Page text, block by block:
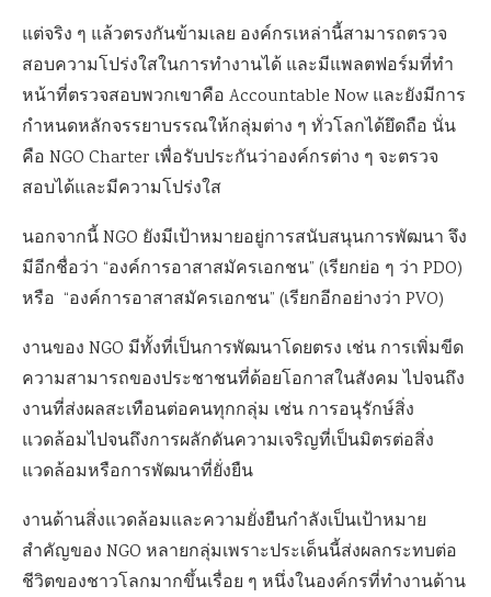
แต่จริง ๆ แล้วตรงกันข้ามเลย องค์กรเหล่านี้สามารถตรวจ
สอบความโปร่งใสในการทำงานได้ และมีแพลตฟอร์มที่ทำ
หน้าที่ตรวจสอบพวกเขาคือ Accountable Now และยังมีการ
กำหนดหลักจรรยาบรรณให้กลุ่มต่าง ๆ ทั่วโลกได้ยึดถือ นั่น
คือ NGO Charter เพื่อรับประกันว่าองค์กรต่าง ๆ จะตรวจ
สอบได้และมีความโปร่งใส
นอกจากนี้ NGO ยังมีเป้าหมายอยู่การสนับสนุนการพัฒนา จึง
มีอีกชื่อว่า “องค์การอาสาสมัครเอกชน” (เรียกย่อ ๆ ว่า PDO)
หรือ “องค์การอาสาสมัครเอกชน” (เรียกอีกอย่างว่า PVO)
งานของ NGO มีทั้งที่เป็นการพัฒนาโดยตรง เช่น การเพิ่มขีด
ความสามารถของประชาชนที่ด้อยโอกาสในสังคม ไปจนถึง
งานที่ส่งผลสะเทือนต่อคนทุกกลุ่ม เช่น การอนุรักษ์สิ่ง
แวดล้อมไปจนถึงการผลักดันความเจริญที่เป็นมิตรต่อสิ่ง
แวดล้อมหรือการพัฒนาที่ยั่งยืน
งานด้านสิ่งแวดล้อมและความยั่งยืนกำลังเป็นเป้าหมาย
สำคัญของ NGO หลายกลุ่มเพราะประเด็นนี้ส่งผลกระทบต่อ
ชีวิตของชาวโลกมากขึ้นเรื่อย ๆ หนึ่งในองค์กรที่ทำงานด้าน